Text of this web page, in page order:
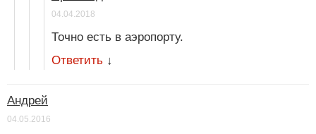
04.04.2018
Точно есть в аэропорту.
Ответить ↓
Андрей
04.05.2016